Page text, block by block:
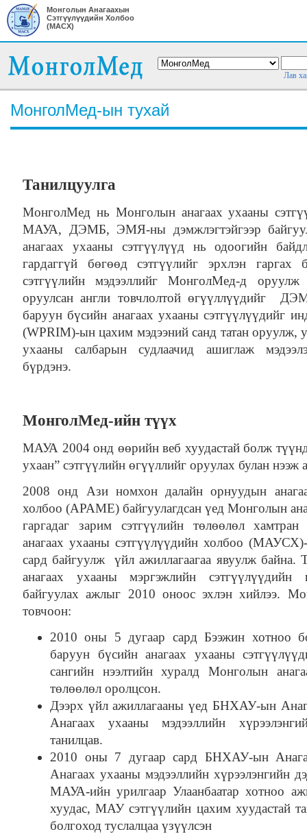
Монголын Анагаахын
Сэтгүүлүүдийн Холбоо
(МАСХ)
Лав
МонголМед-ын тухай
Танилцуулга
МонголМед нь Монголын анагаах ухааны
МАУА, ДЭМБ, ЭМЯ-ны дэмжлэгтэйгээр
анагаах ухааны сэтгүүлүүд нь одоогийн
гардаггүй бөгөөд сэтгүүлийг эрхлэн гаргах
сэтгүүлийн мэдээллийг МонголМед-д
оруулсан англи товчлолтой өгүүллүүдийг
баруун бүсийн анагаах ухааны сэтгүүлүүдийг
(WPRIM)-ын цахим мэдээний санд татан оруулж,
ухааны салбарын судлаачид ашиглаж
бүрдэнэ.
МонголМед-ийн түүх
МАУА 2004 онд өөрийн веб хуудастай болж
ухаан” сэтгүүлийн өгүүллийг оруулах булан
2008 онд Ази номхон далайн орнуудын
холбоо (APAME) байгуулагдсан үед Монголын
гаргадаг зарим сэтгүүлийн төлөөлөл
анагаах ухааны сэтгүүлүүдийн холбоо
сард байгуулж үйл ажиллагаагаа явуулж байна.
анагаах ухааны мэргэжлийн
байгуулах ажлыг 2010 оноос эхлэн хийлээ.
товчоон:
2010 оны 5 дугаар сард Бээжин хотноо
баруун бүсийн анагаах ухааны
сангийн нээлтийн хуралд Монголын
төлөөлөл оролцсон.
Дээрх үйл ажиллагааны үед БНХАУ-ын
Анагаах ухааны мэдээллийн
танилцав.
2010 оны 7 дугаар сард БНХАУ-ын
Анагаах ухааны мэдээллийн хүрээлэнгийн
МАУА-ийн урилгаар Улаанбаатар хотноо
хуудас, МАУ сэтгүүлийн цахим хуудастай
болгоход туслалцаа үзүүлсэн